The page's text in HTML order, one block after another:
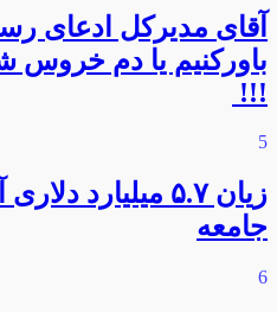
آقای مدیرکل ادعای
باورکنیم یا دم خروس
!!!
5
زیان ۵.۷
جامعه
6